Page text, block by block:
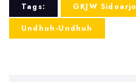
Tags: GKJW Sidoarjo
Undhuh-Undhuh